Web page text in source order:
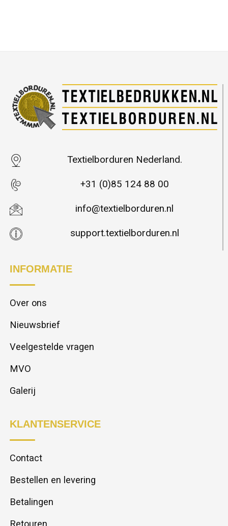
Textielborduren Nederland.
+31 (0)85 124 88 00
info@textielborduren.nl
support.textielborduren.nl
INFORMATIE
Over ons
Nieuwsbrief
Veelgestelde vragen
MVO
Galerij
KLANTENSERVICE
Contact
Bestellen en levering
Betalingen